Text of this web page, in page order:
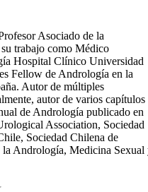
Asociado de la
trabajo como Médico
Hospital Clínico Universidad
Fellow de Andrología en la
Autor de múltiples
autor de varios capítulos
de Andrología publicado en
Association, Sociedad
Sociedad Chilena de
Andrología, Medicina Sexual